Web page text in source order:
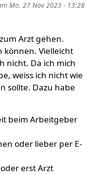
Mo. 27 Nov 2023 - 13:28
Arzt gehen.
können. Vielleicht
nicht. Da ich mich
weiss ich nicht wie
sollte. Dazu habe
beim Arbeitgeber
oder lieber per E-
erst Arzt